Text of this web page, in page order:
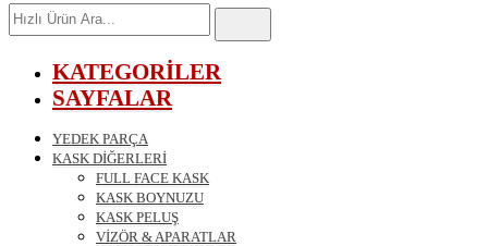
Hızlı
Ürün
KATEGORİLER
SAYFALAR
YEDEK PARÇA
KASK DİĞERLERİ
FULL FACE KASK
KASK BOYNUZU
KASK PELUŞ
VİZÖR & APARATLAR